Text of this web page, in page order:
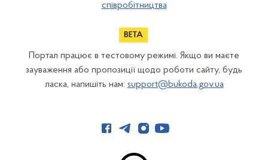
співробітництва
Портал працює в тестовому режимі. Якщо ви маєте
зауваження або пропозиції щодо роботи сайту, будь
ласка, напишіть нам: support@bukoda.gov.ua